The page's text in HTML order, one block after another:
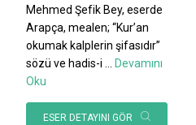
Mehmed Şefik Bey, eserde
Arapça, mealen; “Kur’an
okumak kalplerin şifasıdır”
sözü ve hadis-i ... Devamını
Oku
ESER DETAYINI GÖR